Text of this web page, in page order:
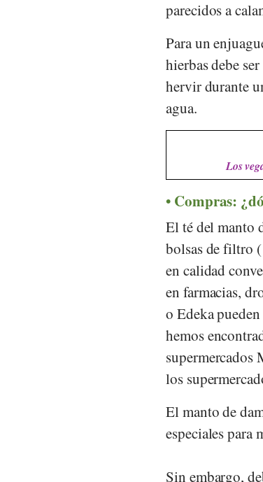
parecidos a
Para un
hierbas debe
hervir durante
agua.
Los
Compras:
El té del manto
bolsas de filtro
en calidad
en farmacias,
o Edekapueden
hemos
supermercados
los
El manto de
especiales para
Sin embargo,